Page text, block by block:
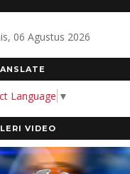
KAMI
06 Agustus 2026
Language ▼
VIDEO